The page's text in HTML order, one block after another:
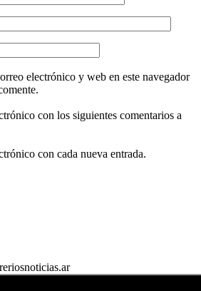
electrónico y web en este navegador
con los siguientes comentarios a
con cada nueva entrada.